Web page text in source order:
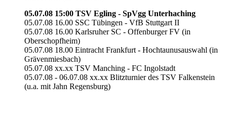
05.07.08 15:00 TSV Egling - SpVgg Unterhaching
05.07.08 16.00 SSC Tübingen - VfB Stuttgart II
05.07.08 16.00 Karlsruher SC - Offenburger FV (in
Oberschopfheim)
05.07.08 18.00 Eintracht Frankfurt - Hochtaunusauswahl (in
Grävenmiesbach)
05.07.08 xx.xx TSV Manching - FC Ingolstadt
05.07.08 - 06.07.08 xx.xx Blitzturnier des TSV Falkenstein
(u.a. mit Jahn Regensburg)